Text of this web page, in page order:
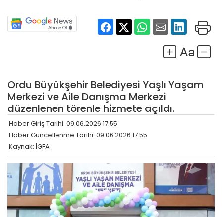
Ordu Büyükşehir Belediyesi Yaşlı Yaşam
Merkezi ve Aile Danışma Merkezi
düzenlenen törenle hizmete açıldı.
Haber Giriş Tarihi: 09.06.2026 17:55
Haber Güncellenme Tarihi: 09.06.2026 17:55
Kaynak: İGFA